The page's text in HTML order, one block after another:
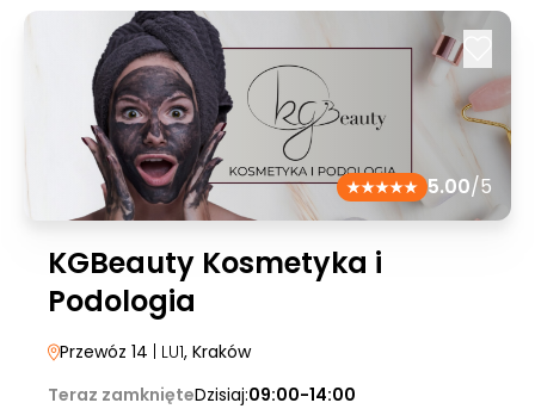
5.00/5
KGBeauty Kosmetyka i
Podologia
Przewóz 14 | LU1, Kraków
Teraz zamknięteDzisiaj:09:00-14:00